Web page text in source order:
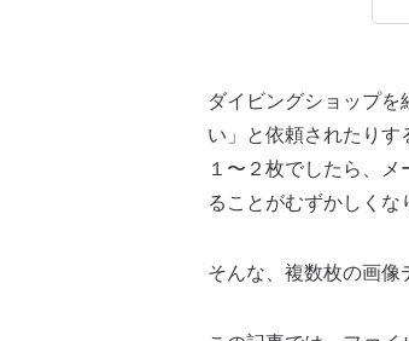
ダイビングショップ
い」と依頼されたりす
１〜２枚でしたら、
ることがむずかしくな
そんな、複数枚の画像